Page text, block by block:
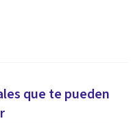
que te pueden